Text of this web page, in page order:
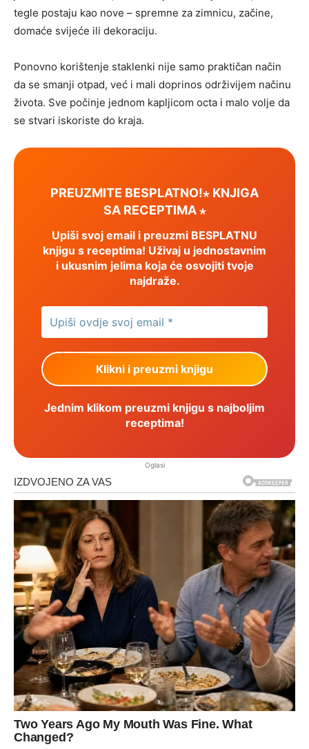
tegle postaju kao nove – spremne za zimnicu, začine,
domaće svijeće ili dekoraciju.
Ponovno korištenje staklenki nije samo praktičan način
da se smanji otpad, već i mali doprinos održivijem načinu
života. Sve počinje jednom kapljicom octa i malo volje da
se stvari iskoriste do kraja.
PREUZMITE BESPLATNO!⋆ KNJIGA
SA RECEPTIMA ⋆
Upiši svoj email i preuzmi BESPLATNU
knjigu s receptima! Uživaj u jednostavnim
i ukusnim jelima koja će osvojiti tvoje
najdraže.
Jednim klikom preuzmi knjigu s najboljim
receptima!
Oglasi